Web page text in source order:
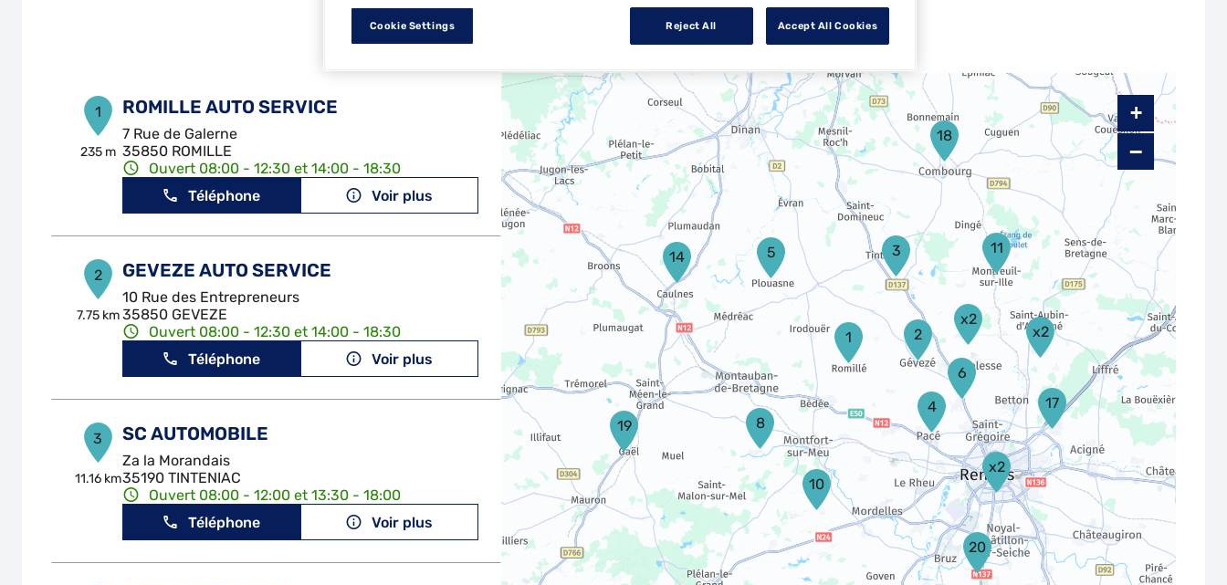
24 Top Garage à Romillé
1
235 m
ROMILLE AUTO SERVICE
7 Rue de Galerne
35850 ROMILLE
Ouvert 08:00 - 12:30 et 14:00 - 18:30
Téléphone
Voir plus
2
7.75 km
GEVEZE AUTO SERVICE
10 Rue des Entrepreneurs
35850 GEVEZE
Ouvert 08:00 - 12:30 et 14:00 - 18:30
Téléphone
Voir plus
3
11.16 km
SC AUTOMOBILE
Za la Morandais
35190 TINTENIAC
Ouvert 08:00 - 12:00 et 13:30 - 18:00
Téléphone
Voir plus
19
18
14
10
20
17
x2
8
5 3 11
x2
x2
6
4
2
1
+
−
Cookie Settings Reject All Accept All Cookies